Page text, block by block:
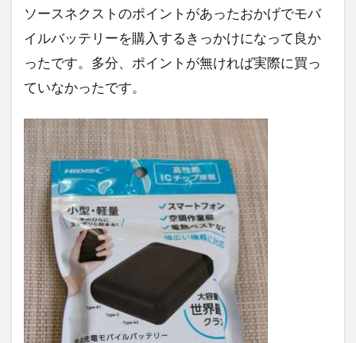
ソースネクストのポイントがあったおかげでモバ
イルバッテリーを購入するきっかけになって良か
ったです。多分、ポイントが無ければ実際に買っ
ていなかったです。